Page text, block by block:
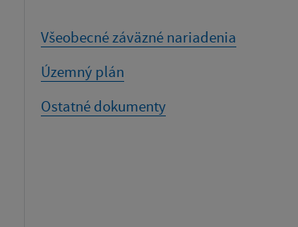
Všeobecné záväzné nariadenia
Územný plán
Ostatné dokumenty